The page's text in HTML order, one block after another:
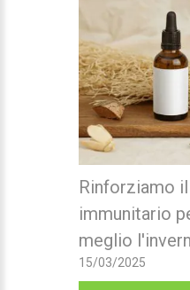
Rinforziamo
immunitario
meglio
15/03/2025